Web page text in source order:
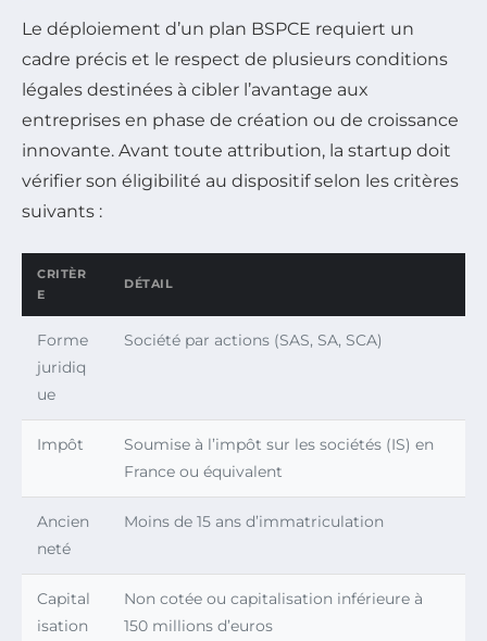
Le déploiement d’un plan BSPCE requiert un
cadre précis et le respect de plusieurs conditions
légales destinées à cibler l’avantage aux
entreprises en phase de création ou de croissance
innovante. Avant toute attribution, la startup doit
vérifier son éligibilité au dispositif selon les critères
suivants :
CRITÈR
E
DÉTAIL
Forme
juridiq
ue
Société par actions (SAS, SA, SCA)
Impôt
Soumise à l’impôt sur les sociétés (IS) en
France ou équivalent
Ancien
neté
Moins de 15 ans d’immatriculation
Capital
isation
Non cotée ou capitalisation inférieure à
150 millions d’euros